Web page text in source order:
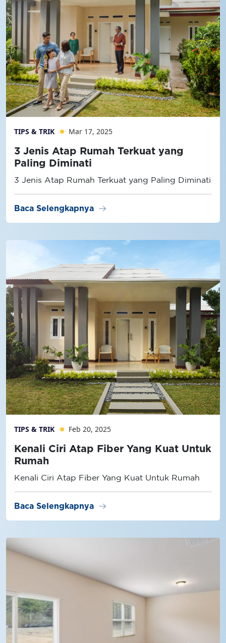
TIPS & TRIK Mar 17, 2025
3 Jenis Atap Rumah Terkuat yang
Paling Diminati
3 Jenis Atap Rumah Terkuat yang Paling Diminati
Baca Selengkapnya arrow_right_alt
TIPS & TRIK Feb 20, 2025
Kenali Ciri Atap Fiber Yang Kuat Untuk
Rumah
Kenali Ciri Atap Fiber Yang Kuat Untuk Rumah
Baca Selengkapnya arrow_right_alt